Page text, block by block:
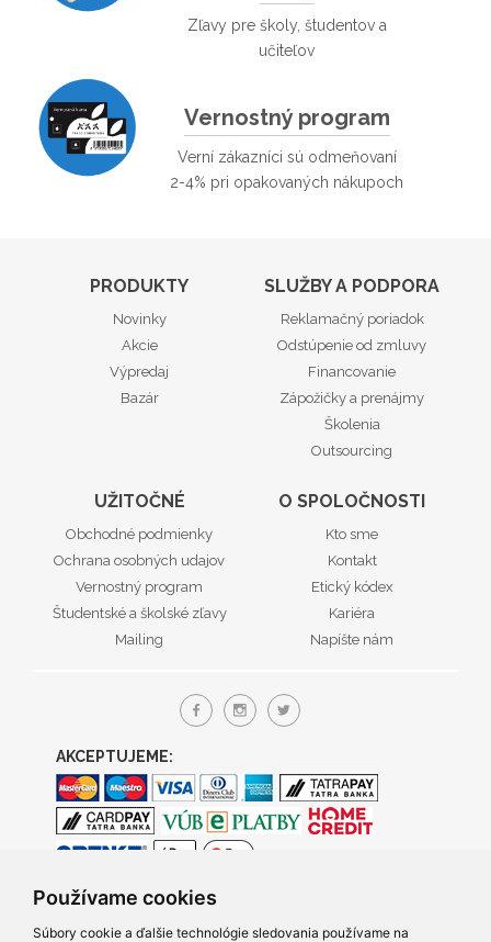
Používame cookies
Súbory cookie a ďalšie technológie sledovania používame na
Zľavy pre školy, študentov a
učiteľov
Vernostný program
Verní zákazníci sú odmeňovaní
2-4% pri opakovaných nákupoch
PRODUKTY
Novinky
Akcie
Výpredaj
Bazár
SLUŽBY A PODPORA
Reklamačný poriadok
Odstúpenie od zmluvy
Financovanie
Zápožičky a prenájmy
Školenia
Outsourcing
UŽITOČNÉ
Obchodné podmienky
Ochrana osobných udajov
Vernostný program
Študentské a školské zľavy
Mailing
O SPOLOČNOSTI
Kto sme
Kontakt
Etický kódex
Kariéra
Napíšte nám
AKCEPTUJEME: